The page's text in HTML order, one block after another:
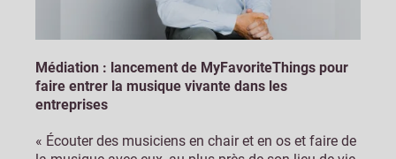
Médiation : lancement de MyFavoriteThings pour
faire entrer la musique vivante dans les
entreprises
« Écouter des musiciens en chair et en os et faire de